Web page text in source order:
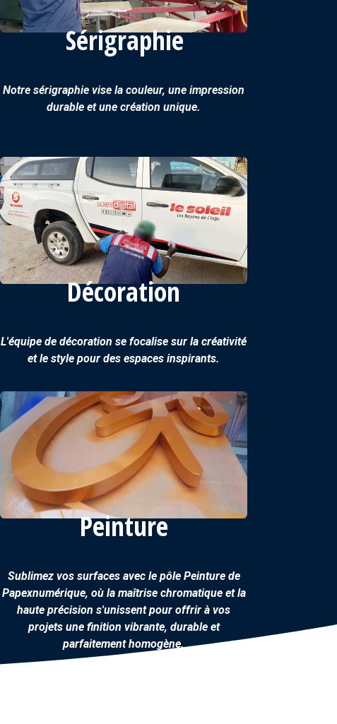
Sérigraphie
Notre sérigraphie vise la couleur, une impression
durable et une création unique.
Décoration
L'équipe de décoration se focalise sur la créativité
et le style pour des espaces inspirants.
Peinture
Sublimez vos surfaces avec le pôle Peinturede
Papexnumérique, où la maîtrise chromatique et la
haute précision s'unissent pour offrir à vos
projets une finition vibrante, durable et
parfaitement homogène.